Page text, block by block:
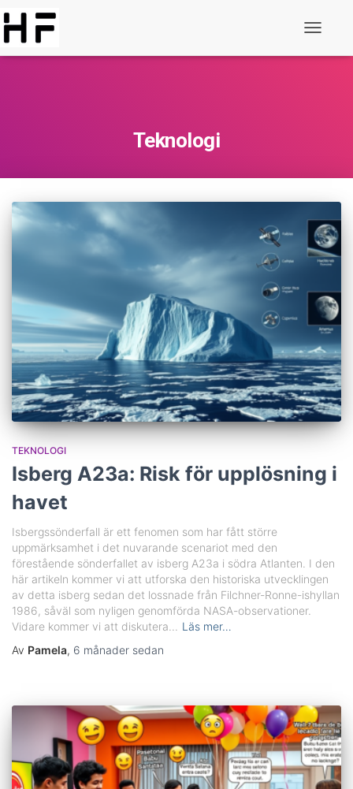
Teknologi
TEKNOLOGI
Isberg A23a: Risk för upplösning i
havet
Isbergssönderfall är ett fenomen som har fått större
uppmärksamhet i det nuvarande scenariot med den
förestående sönderfallet av isberg A23a i södra Atlanten. I den
här artikeln kommer vi att utforska den historiska utvecklingen
av detta isberg sedan det lossnade från Filchner-Ronne-ishyllan
1986, såväl som nyligen genomförda NASA-observationer.
Vidare kommer vi att diskutera...
Läs mer…
Av Pamela, 6 månader sedan